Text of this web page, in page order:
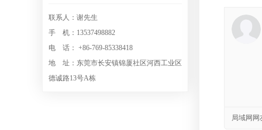
联系人：谢先生
手 机：13537498882
电 话： +86-769-85338418
地 址：东莞市长安镇锦厦社区河西工业区
德诚路13号A栋
局域网网